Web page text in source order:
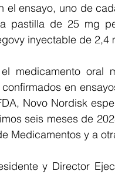
el ensayo, uno de
pastilla de 25 mg
inyectable de 2,4
medicamento oral
en
Novo Nordisk
seis meses de
Medicamentos y a
y Director